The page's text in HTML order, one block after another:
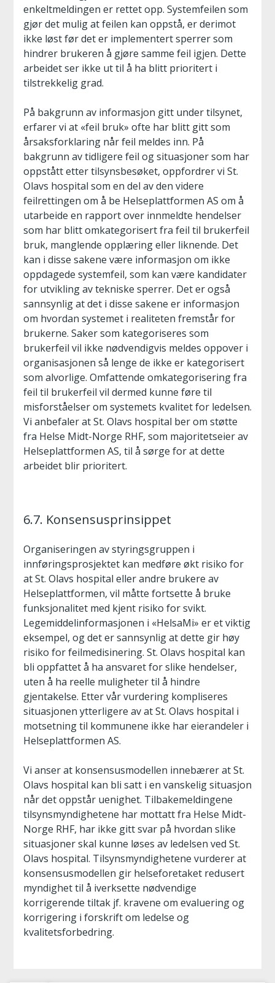
enkeltmeldingen er rettet opp. Systemfeilen som
gjør det mulig at feilen kan oppstå, er derimot
ikke løst før det er implementert sperrer som
hindrer brukeren å gjøre samme feil igjen. Dette
arbeidet ser ikke ut til å ha blitt prioritert i
tilstrekkelig grad.
På bakgrunn av informasjon gitt under tilsynet,
erfarer vi at «feil bruk» ofte har blitt gitt som
årsaksforklaring når feil meldes inn. På
bakgrunn av tidligere feil og situasjoner som har
oppstått etter tilsynsbesøket, oppfordrer vi St.
Olavs hospital som en del av den videre
feilrettingen om å be Helseplattformen AS om å
utarbeide en rapport over innmeldte hendelser
som har blitt omkategorisert fra feil til brukerfeil
bruk, manglende opplæring eller liknende. Det
kan i disse sakene være informasjon om ikke
oppdagede systemfeil, som kan være kandidater
for utvikling av tekniske sperrer. Det er også
sannsynlig at det i disse sakene er informasjon
om hvordan systemet i realiteten fremstår for
brukerne. Saker som kategoriseres som
brukerfeil vil ikke nødvendigvis meldes oppover i
organisasjonen så lenge de ikke er kategorisert
som alvorlige. Omfattende omkategorisering fra
feil til brukerfeil vil dermed kunne føre til
misforståelser om systemets kvalitet for ledelsen.
Vi anbefaler at St. Olavs hospital ber om støtte
fra Helse Midt-Norge RHF, som majoritetseier av
Helseplattformen AS, til å sørge for at dette
arbeidet blir prioritert.
6.7. Konsensusprinsippet
Organiseringen av styringsgruppen i
innføringsprosjektet kan medføre økt risiko for
at St. Olavs hospital eller andre brukere av
Helseplattformen, vil måtte fortsette å bruke
funksjonalitet med kjent risiko for svikt.
Legemiddelinformasjonen i «HelsaMi» er et viktig
eksempel, og det er sannsynlig at dette gir høy
risiko for feilmedisinering. St. Olavs hospital kan
bli oppfattet å ha ansvaret for slike hendelser,
uten å ha reelle muligheter til å hindre
gjentakelse. Etter vår vurdering kompliseres
situasjonen ytterligere av at St. Olavs hospital i
motsetning til kommunene ikke har eierandeler i
Helseplattformen AS.
Vi anser at konsensusmodellen innebærer at St.
Olavs hospital kan bli satt i en vanskelig situasjon
når det oppstår uenighet. Tilbakemeldingene
tilsynsmyndighetene har mottatt fra Helse Midt-
Norge RHF, har ikke gitt svar på hvordan slike
situasjoner skal kunne løses av ledelsen ved St.
Olavs hospital. Tilsynsmyndighetene vurderer at
konsensusmodellen gir helseforetaket redusert
myndighet til å iverksette nødvendige
korrigerende tiltak jf. kravene om evaluering og
korrigering i forskrift om ledelse og
kvalitetsforbedring.